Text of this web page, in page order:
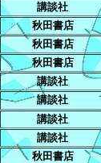
講談社
秋田書店
秋田書店
秋田書店
講談社
講談社
講談社
講談社
秋田書店